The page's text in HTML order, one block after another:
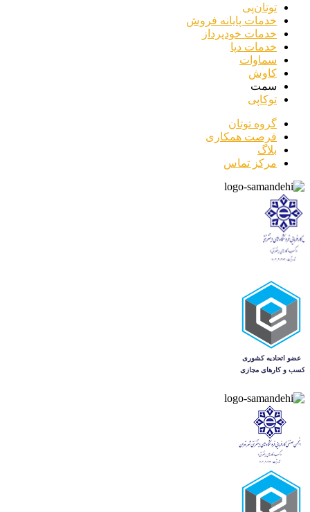
توتان‌پی
خدمات پایانه فروش
خدمات خودپرداز
خدمات دپا
سماوات
کاوش
سمت
توکاپی
گروه توتان
فرصت همکاری
بلاگ
مرکز تماس